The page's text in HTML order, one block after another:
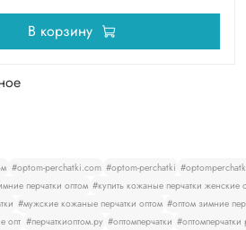
В корзину
#optom-perchatki.com #optom-perchatki
перчатки оптом #купить кожаные перчатки женские
#мужские кожаные перчатки оптом #оптом зимние
опт #перчаткиоптом.ру #оптомперчатки #оптомперчатки